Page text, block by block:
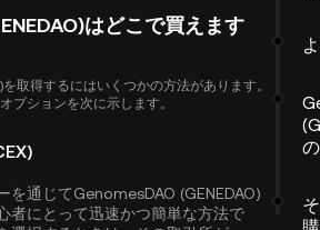
はどこで買えます
取得するにはいくつかの方法があります。
プションを次に示します。
を通じてGenomesDAO (GENEDAO)
者にとって迅速かつ簡単な方法で